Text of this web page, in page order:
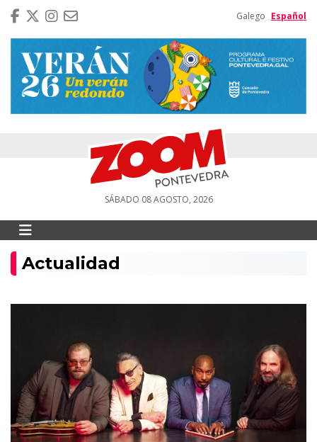
Galego Español
SÁBADO 08 AGOSTO, 2026
Actualidad